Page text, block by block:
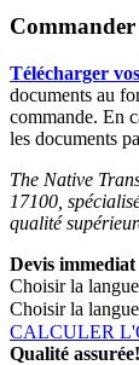
Commander
Télécharger
documents au
commande. En
les documents
The Native
17100,
qualité
Devis immediat
Choisir la
Choisir la
CALCULER
Qualité assurée!